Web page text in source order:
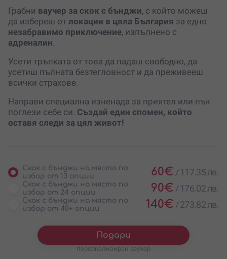
Грабни ваучер за скок с бънджи, с който можеш
да избереш от локации в цяла България за едно
незабравимо приключение, изпълнено с
адреналин.
Усети тръпката от това да падаш свободно, да
усетиш пълната безтегловност и да преживееш
всички страхове.
Направи специална изненада за приятел или пък
поглези себе си. Създай един спомен, който
оставя следи за цял живот!
Скок с бънджи на място по
избор от 13 опции
60€ /117.35 лв.
Скок с бънджи на място по
избор от 24 опции
90€ /176.02 лв.
Скок с бънджи на място по
избор от 40+ опции
140€ /273.82 лв.
Подари
персонализиран ваучер